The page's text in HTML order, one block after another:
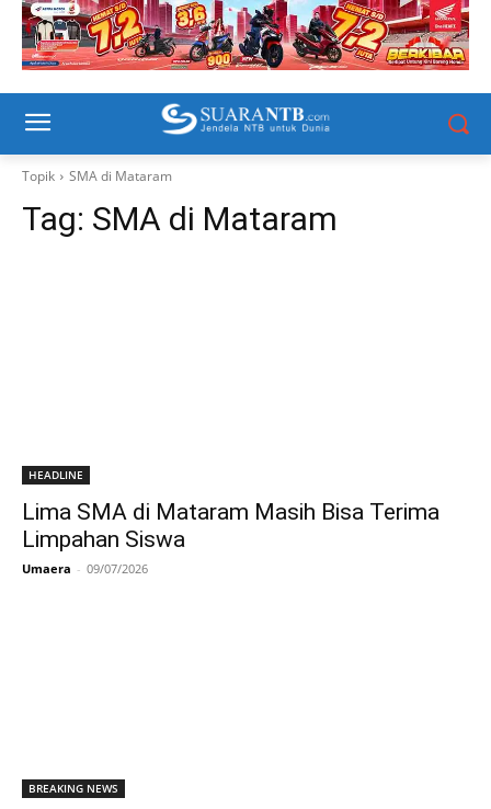
Topik SMA di Mataram
Tag: SMA di Mataram
HEADLINE
Lima SMA di Mataram Masih Bisa Terima
Limpahan Siswa
Umaera - 09/07/2026
BREAKING NEWS